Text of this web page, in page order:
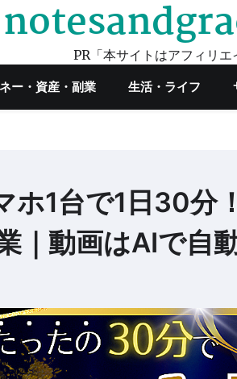
PR「本サイトはアフィリエ
ー・資産・副業 生活・ライフ
ホ1台で1日30分
｜動画はAIで自